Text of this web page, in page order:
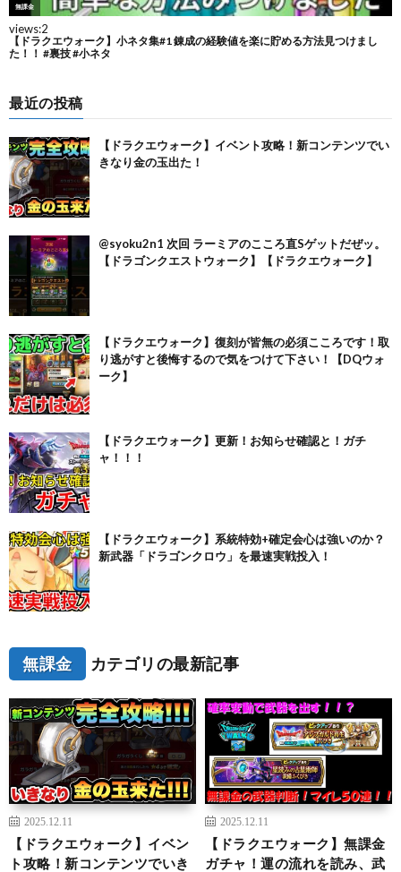
最近の投稿
【ドラクエウォーク】イベント攻略！新コンテンツでい
きなり金の玉出た！
@syoku2n1 次回 ラーミアのこころ直Sゲットだぜッ。
【ドラゴンクエストウォーク】【ドラクエウォーク】
【ドラクエウォーク】復刻が皆無の必須こころです！取
り逃がすと後悔するので気をつけて下さい！【DQウォ
ーク】
【ドラクエウォーク】更新！お知らせ確認と！ガチ
ャ！！！
【ドラクエウォーク】系統特効+確定会心は強いのか？
新武器「ドラゴンクロウ」を最速実戦投入！
無課金 カテゴリの最新記事
2025.12.11
【ドラクエウォーク】イベン
ト攻略！新コンテンツでいき
2025.12.11
【ドラクエウォーク】無課金
ガチャ！運の流れを読み、武